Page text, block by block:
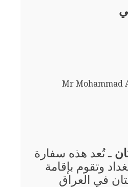
Mr Mohammad
ـ تُعد هذه سفارة
وتقوم بإقامة
في العراق